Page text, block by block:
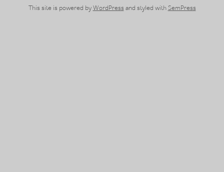
This site is powered by WordPress and styled with SemPress